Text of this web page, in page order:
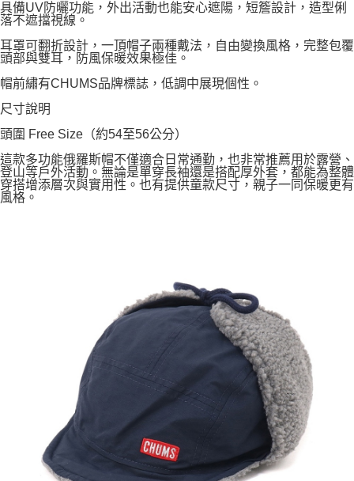
具備UV防曬功能，外出活動也能安心遮陽，短簷設計，造型俐
落不遮擋視線。
耳罩可翻折設計，一頂帽子兩種戴法，自由變換風格，完整包覆
頭部與雙耳，防風保暖效果極佳。
帽前繡有CHUMS品牌標誌，低調中展現個性。
尺寸說明
頭圍 Free Size（約54至56公分）
這款多功能俄羅斯帽不僅適合日常通勤，也非常推薦用於露營、
登山等戶外活動。無論是單穿長袖還是搭配厚外套，都能為整體
穿搭增添層次與實用性。也有提供童款尺寸，親子一同保暖更有
風格。